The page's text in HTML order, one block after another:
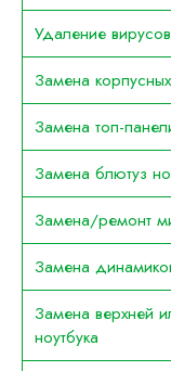
Удаление
Замена
Замена топ-
Замена блютуз
Замена/ремонт
Замена
Замена верхней
ноутбука